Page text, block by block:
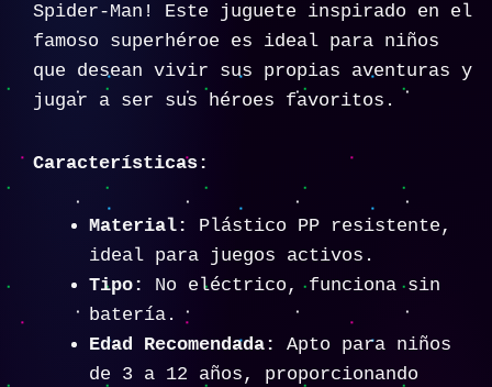
Spider-Man! Este juguete inspirado en el
famoso superhéroe es ideal para niños
que desean vivir sus propias aventuras y
jugar a ser sus héroes favoritos.
Características:
Material:
Plástico PP resistente,
ideal para juegos activos.
Tipo:
No eléctrico, funciona sin
batería.
Edad Recomendada:
Apto para niños
de 3 a 12 años, proporcionando